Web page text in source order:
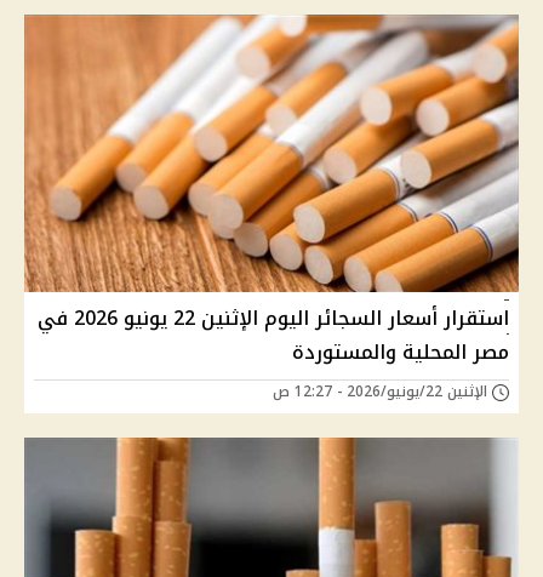
استقرار أسعار السجائر اليوم الإثنين 22 يونيو 2026 في
مصر المحلية والمستوردة
الإثنين 22/يونيو/2026 - 12:27 ص